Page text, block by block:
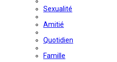
Sexualité
Amitié
Quotidien
Famille